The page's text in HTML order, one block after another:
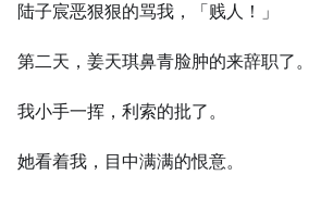
陆子宸恶狠狠的骂我，「贱人！」
第二天，姜天琪鼻青脸肿的来辞职了。
我小手一挥，利索的批了。
她看着我，目中满满的恨意。